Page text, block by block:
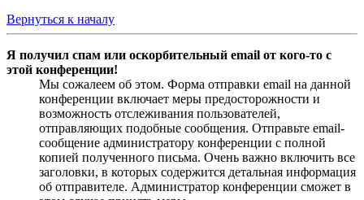
Вернуться к началу
Я получил спам или оскорбительный email от кого-то с
этой конференции!
Мы сожалеем об этом. Форма отправки email на данной
конференции включает меры предосторожности и
возможность отслеживания пользователей,
отправляющих подобные сообщения. Отправьте email-
сообщение администратору конференции с полной
копией полученного письма. Очень важно включить все
заголовки, в которых содержится детальная информация
об отправителе. Администратор конференции сможет в